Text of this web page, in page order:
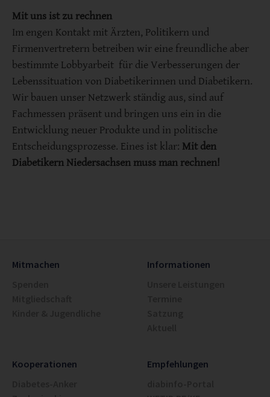
Mit uns ist zu rechnen
Im engen Kontakt mit Ärzten, Politikern und
Firmenvertretern betreiben wir eine freundliche aber
bestimmte Lobbyarbeit für die Verbesserungen der
Lebenssituation von Diabetikerinnen und Diabetikern.
Wir bauen unser Netzwerk ständig aus, sind auf
Fachmessen präsent und bringen uns ein in die
Entwicklung neuer Produkte und in politische
Entscheidungsprozesse. Eines ist klar: Mit den
Diabetikern Niedersachsen muss man rechnen!
Mitmachen
Informationen
Kooperationen
Empfehlungen